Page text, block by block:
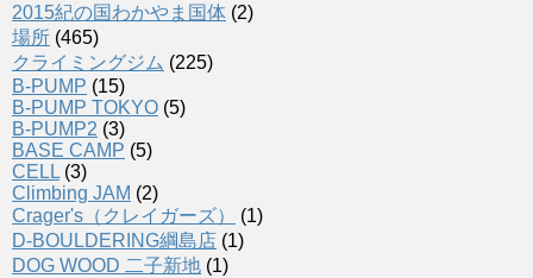
2015紀の国わかやま国体 (2)
場所 (465)
クライミングジム (225)
B-PUMP (15)
B-PUMP TOKYO (5)
B-PUMP2 (3)
BASE CAMP (5)
CELL (3)
Climbing JAM (2)
Crager's（クレイガーズ）
(1)
D-BOULDERING綱島店 (1)
DOG WOOD 二子新地 (1)